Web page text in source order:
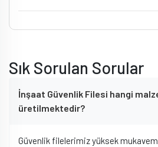
Sık Sorulan Sorular
İnşaat Güvenlik Filesi hangi
üretilmektedir?
Güvenlik filelerimiz yüksek